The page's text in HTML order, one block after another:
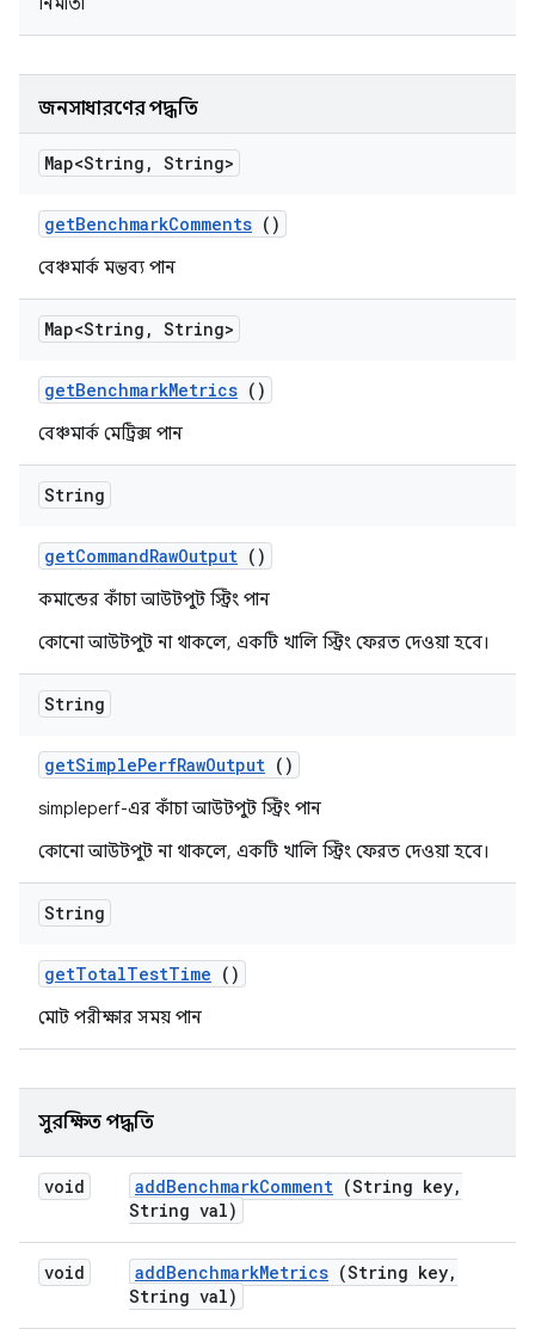
জনসাধারণের পদ্ধতি
Map<String , String>
getBenchmarkComments ()
বেঞ্চমার্ক মন্তব্য পান
Map<String , String>
getBenchmarkMetrics ()
বেঞ্চমার্ক মেট্রিক্স পান
String
getCommandRawOutput ()
কমান্ডের কাঁচা আউটপুট স্ট্রিং পান
কোনো আউটপুট না থাকলে, একটি খালি স্ট্রিং ফেরত দেওয়া হবে।
String
getSimplePerfRawOutput ()
simpleperf-এর কাঁচা আউটপুট স্ট্রিং পান
কোনো আউটপুট না থাকলে, একটি খালি স্ট্রিং ফেরত দেওয়া হবে।
String
getTotalTestTime ()
মোট পরীক্ষার সময় পান
সুরক্ষিত পদ্ধতি
void addBenchmarkComment (String key,
String val)
void addBenchmarkMetrics (String key,
String val)